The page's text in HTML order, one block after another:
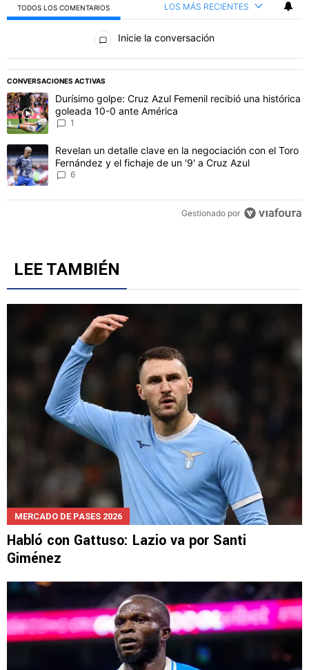
TODOS LOS COMENTARIOS LOS MÁS RECIENTES
Todos los comentarios
Inicie la conversación
CONVERSACIONES ACTIVAS
Este listado muestra los artículos con más comentarios en los
Un artículo de tendencia con el título "Durísimo golpe: Cruz Azul
Durísimo golpe: Cruz Azul Femenil recibió una histórica
goleada 10-0 ante América
Un artículo de tendencia con el título "Revelan un detalle clave
Revelan un detalle clave en la negociación con el Toro
LEE TAMBIÉN
Habló con Gattuso: Lazio va por Santi
Giménez